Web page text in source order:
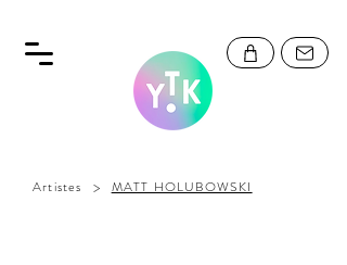
Artistes > MATT HOLUBOWSKI